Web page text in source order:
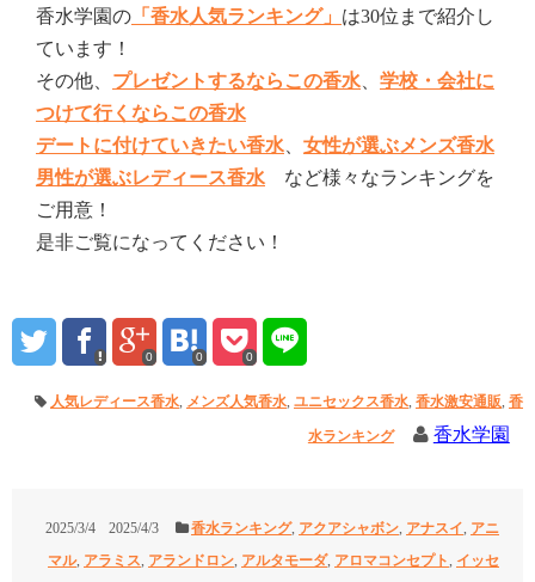
香水学園の 「香水人気ランキング」 は30位まで紹介し
ています！
その他、 プレゼントするならこの香水
学校・会社に
つけて行くならこの香水
デートに付けていきたい香水
女性が選ぶメンズ香水
男性が選ぶレディース香水 など様々なランキングを
ご用意！
是非ご覧になってください！
0 0 0
人気レディース香水, メンズ人気香水, ユニセックス香水, 香水激安通販, 香
水ランキング 香水学園
2025/3/4 2025/4/3 香水ランキング, アクアシャボン, アナスイ, アニ
マル, アラミス, アランドロン, アルタモーダ, アロマコンセプト, イッセ